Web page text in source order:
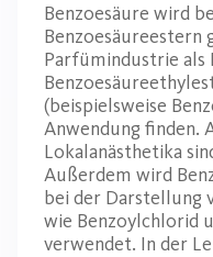
Benzoesäure wird
Benzoesäureestern
Parfümindustrie
(beispielsweise
Anwendung finden.
Lokalanästhetika
Außerdem wird
bei der Darstellung
wie Benzoylchlorid
verwendet. In der